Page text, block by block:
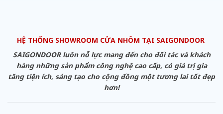
HỆ THỐNG SHOWROOM CỬA NHÔM TẠI SAIGONDOOR
SAIGONDOOR luôn nỗ lực mang đến cho đối tác và khách
hàng những sản phẩm công nghệ cao cấp, có giá trị gia
tăng tiện ích, sáng tạo cho cộng đồng một tương lai tốt đẹp
hơn!